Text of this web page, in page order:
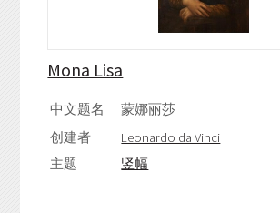
Mona Lisa
中文题名
蒙娜丽莎
创建者
Leonardo da Vinci
主题
竖幅